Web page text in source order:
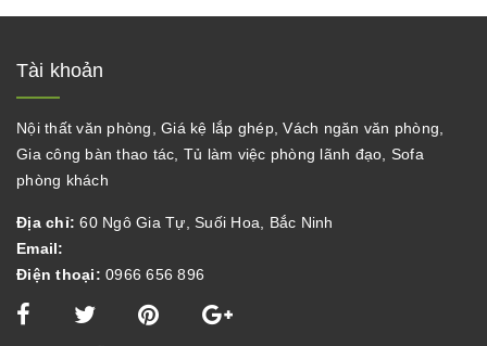
Tài khoản
Nội thất văn phòng, Giá kệ lắp ghép, Vách ngăn văn phòng,
Gia công bàn thao tác, Tủ làm việc phòng lãnh đạo, Sofa
phòng khách
Địa chỉ: 60 Ngô Gia Tự, Suối Hoa, Bắc Ninh
Email:
Điện thoại: 0966 656 896